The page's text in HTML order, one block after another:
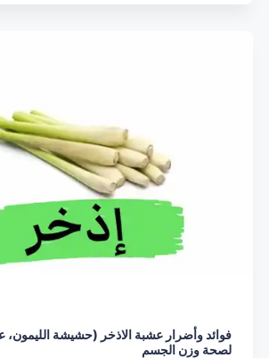
فوائد وأضرار عشبة الاذخر (حشيشة الليمون،
لصحة وزن الجسم